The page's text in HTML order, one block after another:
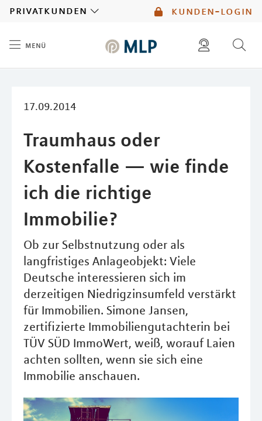
kunden-login
privatkunden
menü
17.09.2014
Traumhaus oder
Kostenfalle — wie finde
ich die richtige
Immobilie?
Ob zur Selbstnutzung oder als
langfristiges Anlageobjekt: Viele
Deutsche interessieren sich im
derzeitigen Niedrigzinsumfeld verstärkt
für Immobilien. Simone Jansen,
zertifizierte Immobiliengutachterin bei
TÜV SÜD ImmoWert, weiß, worauf Laien
achten sollten, wenn sie sich eine
Immobilie anschauen.